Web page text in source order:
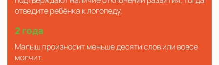
отведите ребёнка к логопеду.
2 года
Малыш произносит меньше десяти слов или вовсе
молчит.